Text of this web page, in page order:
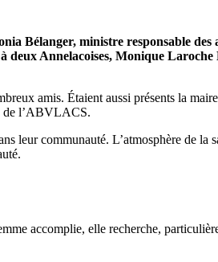
Bélanger, ministre responsable des
deux Annelacoises, Monique Laroche
amis. Étaient aussi présents la
de l’ABVLACS.
leur communauté. L’atmosphère de la
accomplie, elle recherche,